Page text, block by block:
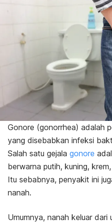
Gonore (gonorrhea) adalah
yang disebabkan infeksi
Salah satu gejala gonore
berwarna putih, kuning,
Itu sebabnya, penyakit ini
nanah.
Umumnya, nanah keluar dari